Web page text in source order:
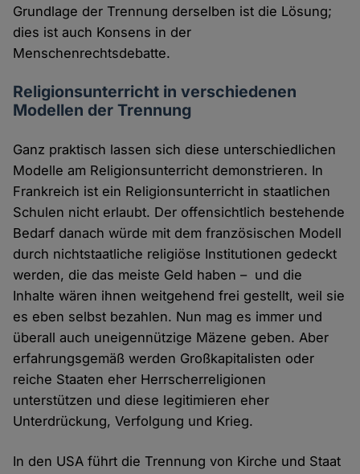
Grundlage der Trennung derselben ist die Lösung;
dies ist auch Konsens in der
Menschenrechtsdebatte.
Religionsunterricht in verschiedenen
Modellen der Trennung
Ganz praktisch lassen sich diese unterschiedlichen
Modelle am Religionsunterricht demonstrieren. In
Frankreich ist ein Religionsunterricht in staatlichen
Schulen nicht erlaubt. Der offensichtlich bestehende
Bedarf danach würde mit dem französischen Modell
durch nichtstaatliche religiöse Institutionen gedeckt
werden, die das meiste Geld haben – und die
Inhalte wären ihnen weitgehend frei gestellt, weil sie
es eben selbst bezahlen. Nun mag es immer und
überall auch uneigennützige Mäzene geben. Aber
erfahrungsgemäß werden Großkapitalisten oder
reiche Staaten eher Herrscherreligionen
unterstützen und diese legitimieren eher
Unterdrückung, Verfolgung und Krieg.
In den USA führt die Trennung von Kirche und Staat